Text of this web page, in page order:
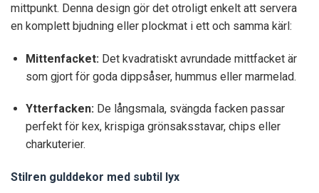
mittpunkt. Denna design gör det otroligt enkelt att servera
en komplett bjudning eller plockmat i ett och samma kärl:
Mittenfacket: Det kvadratiskt avrundade mittfacket är
som gjort för goda dippsåser, hummus eller marmelad.
Ytterfacken:De långsmala, svängda facken passar
perfekt för kex, krispiga grönsaksstavar, chips eller
charkuterier.
Stilren gulddekor med subtil lyx